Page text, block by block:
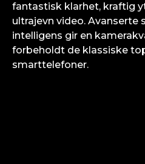
fantastisk klarhet, kraftig
ultrajevn video. Avanserte
intelligens gir en
forbeholdt de klassiske
smarttelefoner.